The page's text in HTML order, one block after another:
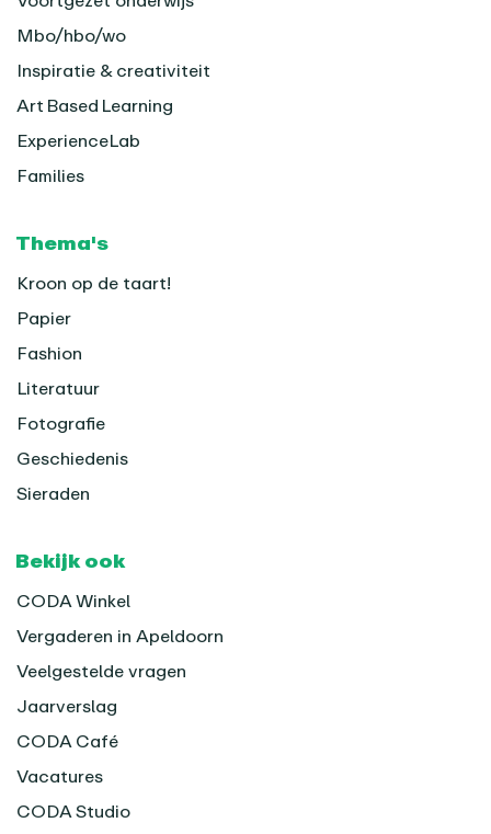
Mbo/hbo/wo
Inspiratie & creativiteit
Art Based Learning
ExperienceLab
Families
Thema's
Kroon op de taart!
Papier
Fashion
Literatuur
Fotografie
Geschiedenis
Sieraden
Bekijk ook
CODA Winkel
Vergaderen in Apeldoorn
Veelgestelde vragen
Jaarverslag
CODA Café
Vacatures
CODA Studio